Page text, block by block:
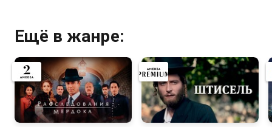
Ещё в жанре: